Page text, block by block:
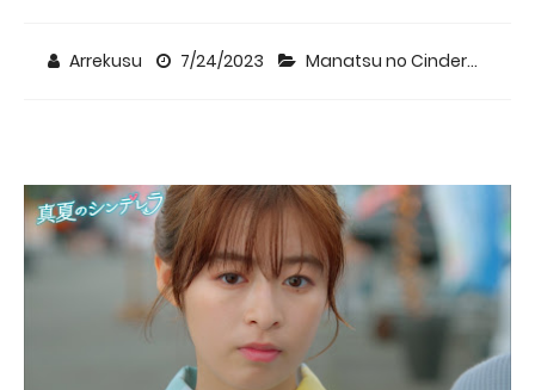
Arrekusu 7/24/2023 Manatsu no Cinderella